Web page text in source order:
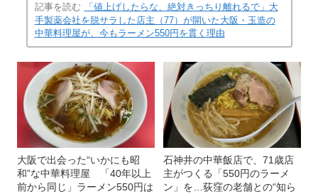
記事を読む
「値上げしたらな、絶対きっちり離れるで」大
手製薬会社を脱サラした店主（77）が開いた大阪・玉造の
中華料理屋が、今もラーメン550円を貫く理由
大阪で出会った“いかにも昭
和”な中華料理屋 「40年以上
前から同じ」ラーメン550円は
石神井の中華飯店で、71歳店
主がつくる「550円のラーメ
ン」を…荻窪の老舗との“知ら